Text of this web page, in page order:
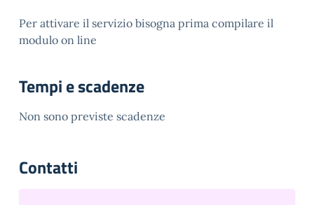
Per attivare il servizio bisogna prima compilare il
modulo on line
Tempi e scadenze
Non sono previste scadenze
Contatti